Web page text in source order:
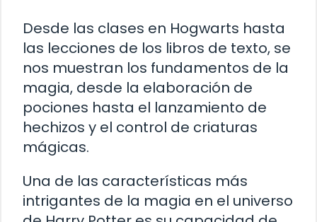
Desde las clases en Hogwarts hasta
las lecciones de los libros de texto, se
nos muestran los fundamentos de la
magia, desde la elaboración de
pociones hasta el lanzamiento de
hechizos y el control de criaturas
mágicas.
Una de las características más
intrigantes de la magia en el universo